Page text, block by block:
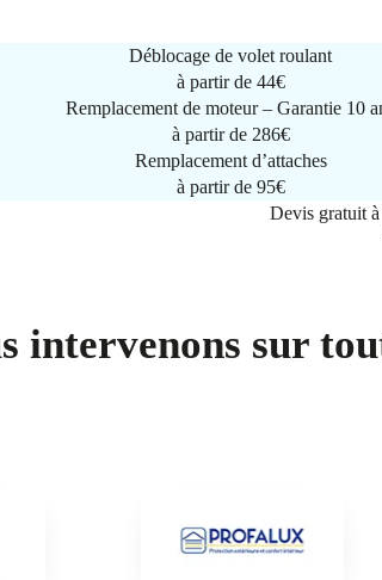
Déblocage de volet roulant
à partir de 44€
Remplacement de moteur – Garantie 10
à partir de 286€
Remplacement d’attaches
à partir de 95€
Devis gratuit
intervenons sur